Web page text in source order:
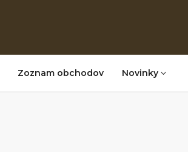
Zoznam obchodov Novinky